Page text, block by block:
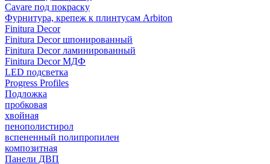
Cavare под покраску
Фурнитура, крепеж к плинтусам Arbiton
Finitura Decor
Finitura Decor шпонированный
Finitura Decor ламинированный
Finitura Decor МДФ
LED подсветка
Progress Profiles
Подложка
пробковая
хвойная
пенополистирол
вспененный полипропилен
композитная
Панели ДВП